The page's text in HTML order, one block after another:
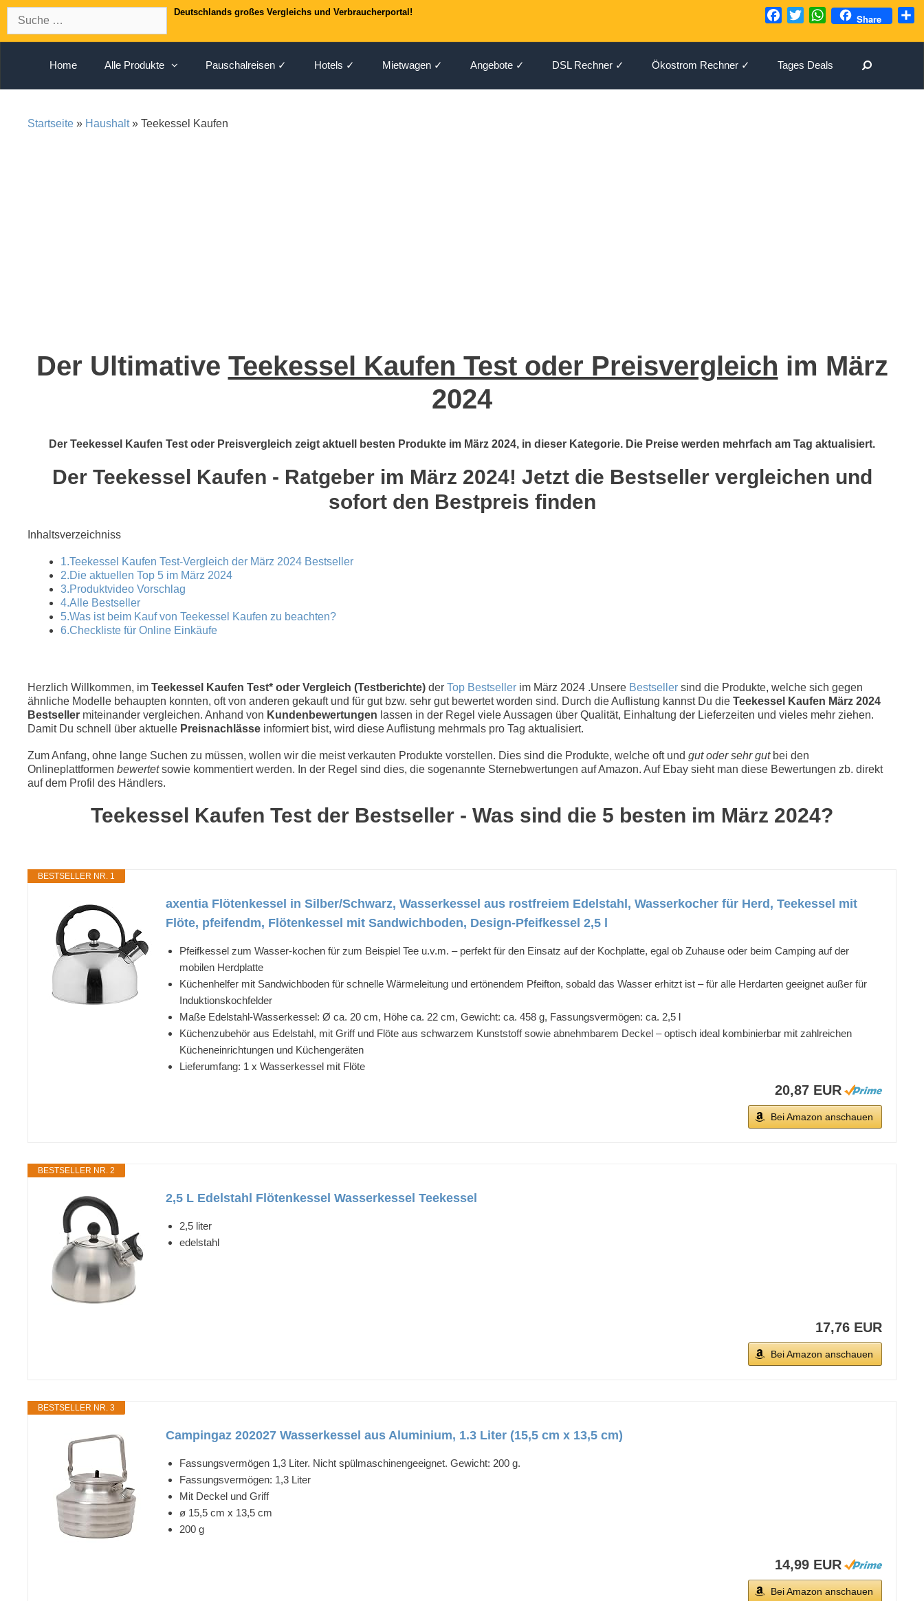
Springe
zum
Inhalt
nach:
Facebook
TwitterWhatsApp
Share
Deutschlands großes Vergleichs und Verbraucherportal!
Home Alle Produkte Pauschalreisen ✓ Hotels ✓ Mietwagen ✓ Angebote ✓ DSL Rechner ✓ Ökostrom Rechner ✓ Tages Deals
Startseite » Haushalt» Teekessel Kaufen
Der Ultimative Teekessel Kaufen Test oder Preisvergleich im März
2024
Der Teekessel Kaufen Test oder Preisvergleich zeigt aktuell besten Produkte im März 2024, in dieser Kategorie. Die Preise werden mehrfach am Tag aktualisiert.
Der Teekessel Kaufen - Ratgeber im März 2024! Jetzt die Bestseller vergleichen und
sofort den Bestpreis finden
Inhaltsverzeichniss
1.Teekessel Kaufen Test-Vergleich der März 2024 Bestseller
2.Die aktuellen Top 5 im März 2024
3.Produktvideo Vorschlag
4.Alle Bestseller
5.Was ist beim Kauf von Teekessel Kaufen zu beachten?
6.Checkliste für Online Einkäufe
Herzlich Willkommen, im Teekessel Kaufen Test* oder Vergleich (Testberichte) der Top Bestseller im März 2024 .Unsere Bestseller sind die Produkte, welche sich gegen
ähnliche Modelle behaupten konnten, oft von anderen gekauft und für gut bzw. sehr gut bewertet worden sind. Durch die Auflistung kannst Du die Teekessel Kaufen März 2024
Bestseller miteinander vergleichen. Anhand von Kundenbewertungen lassen in der Regel viele Aussagen über Qualität, Einhaltung der Lieferzeiten und vieles mehr ziehen.
Damit Du schnell über aktuelle Preisnachlässe informiert bist, wird diese Auflistung mehrmals pro Tag aktualisiert.
Zum Anfang, ohne lange Suchen zu müssen, wollen wir die meist verkauten Produkte vorstellen. Dies sind die Produkte, welche oft und gut oder sehr gutbei den
Onlineplattformen bewertetsowie kommentiert werden. In der Regel sind dies, die sogenannte Sternebwertungen auf Amazon. Auf Ebay sieht man diese Bewertungen zb. direkt
auf dem Profil des Händlers.
Teekessel Kaufen Test der Bestseller - Was sind die 5 besten im März 2024?
BESTSELLER NR. 1
axentia Flötenkessel in Silber/Schwarz, Wasserkessel aus rostfreiem Edelstahl, Wasserkocher für Herd, Teekessel mit
Flöte, pfeifendm, Flötenkessel mit Sandwichboden, Design-Pfeifkessel 2,5 l
Pfeifkessel zum Wasser-kochen für zum Beispiel Tee u.v.m. – perfekt für den Einsatz auf der Kochplatte, egal ob Zuhause oder beim Camping auf der
mobilen Herdplatte
Küchenhelfer mit Sandwichboden für schnelle Wärmeleitung und ertönendem Pfeifton, sobald das Wasser erhitzt ist – für alle Herdarten geeignet außer für
Induktionskochfelder
Maße Edelstahl-Wasserkessel: Ø ca. 20 cm, Höhe ca. 22 cm, Gewicht: ca. 458 g, Fassungsvermögen: ca. 2,5 l
Küchenzubehör aus Edelstahl, mit Griff und Flöte aus schwarzem Kunststoff sowie abnehmbarem Deckel – optisch ideal kombinierbar mit zahlreichen
Kücheneinrichtungen und Küchengeräten
Lieferumfang: 1 x Wasserkessel mit Flöte
20,87 EUR
Bei Amazon anschauen
BESTSELLER NR. 2
2,5 L Edelstahl Flötenkessel Wasserkessel Teekessel
2,5 liter
edelstahl
17,76 EUR
Bei Amazon anschauen
BESTSELLER NR. 3
Campingaz 202027 Wasserkessel aus Aluminium, 1.3 Liter (15,5 cm x 13,5 cm)
Fassungsvermögen 1,3 Liter. Nicht spülmaschinengeeignet. Gewicht: 200 g.
Fassungsvermögen: 1,3 Liter
Mit Deckel und Griff
ø 15,5 cm x 13,5 cm
200 g
14,99 EUR
Bei Amazon anschauen